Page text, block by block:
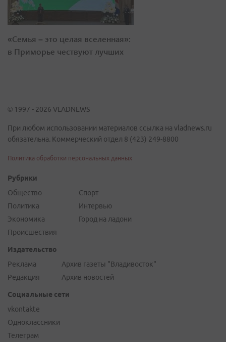
«Семья – это целая вселенная»:
в Приморье чествуют лучших
© 1997 - 2026 VLADNEWS
При любом использовании материалов ссылка на vladnews.ru
обязательна. Коммерческий отдел 8 (423) 249-8800
Политика обработки персональных данных
Рубрики
Общество
Политика
Экономика
Происшествия
Спорт
Интервью
Город на ладони
Издательство
Реклама
Редакция
Архив газеты "Владивосток"
Архив новостей
Социальные сети
vkontakte
Одноклассники
Телеграм